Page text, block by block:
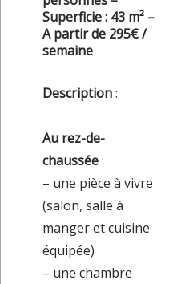
Superficie : 43 m² –
A partir de 295€ /
semaine
Description:
Au rez-de-
chaussée:
– une pièce à vivre
(salon, salle à
manger et cuisine
équipée)
– une chambre